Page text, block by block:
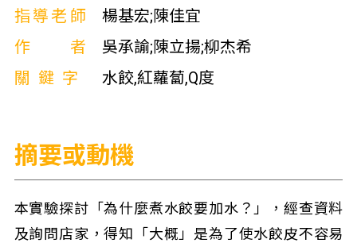
指導老師
楊基宏;陳佳宜
作者
吳承諭;陳立揚;柳杰希
關鍵字
水餃,紅蘿蔔,Q度
摘要或動機
本實驗探討「為什麼煮水餃要加水？」，經查資料
及詢問店家，得知「大概」是為了使水餃皮不容易